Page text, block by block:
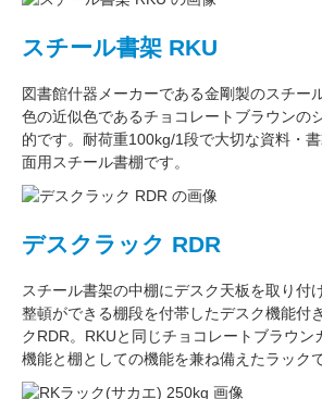
スチール書架 RKU
図書館什器メーカーである金剛製のスチー
色の近似色であるチョコレートブラウンの
的です。耐荷重100kg/1段で大切な資料・
面用スチール書棚です。
デスクラック RDR
スチール書架の中棚にデスク天板を取り付
整頓ができる棚段を付帯したデスク機能付
クRDR。RKUと同じチョコレートブラウン
機能と棚としての機能を兼ね備えたラック